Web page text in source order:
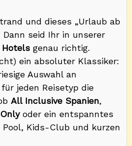
und dieses „Urlaub ab
Dann seid Ihr in unserer
Hotels genau richtig.
ein absoluter Klassiker:
Auswahl an
jeden Reisetyp die
All Inclusive Spanien,
oder ein entspanntes
Kids-Club und kurzen